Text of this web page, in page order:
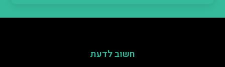
חשוב לדעת